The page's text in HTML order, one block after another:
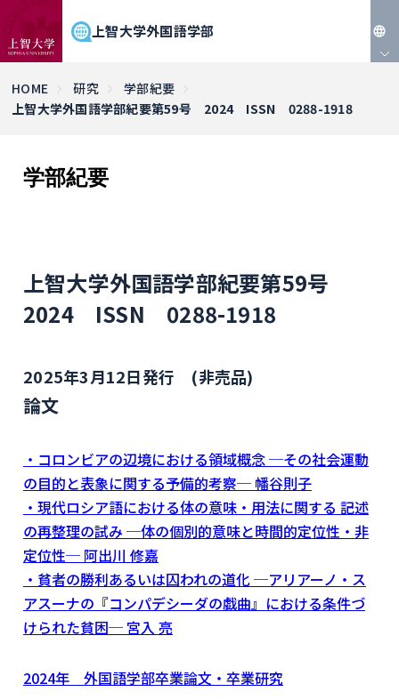
上智大学外国語学部
HOME 研究
学部紀要
上智大学外国語学部紀要第59号 2024 ISSN 0288-1918
学部紀要
上智大学外国語学部紀要第59号
2024 ISSN 0288-1918
2025年3月12日発行 (非売品)
論文
・コロンビアの辺境における領域概念 ─その社会運動
の目的と表象に関する予備的考察─ 幡谷則子
・現代ロシア語における体の意味・用法に関する 記述
の再整理の試み ─体の個別的意味と時間的定位性・非
定位性─ 阿出川 修嘉
・貧者の勝利あるいは囚われの道化 ─アリアーノ・ス
アスーナの『コンパデシーダの戯曲』における条件づ
けられた貧困─ 宮入 亮
2024年 外国語学部卒業論文・卒業研究